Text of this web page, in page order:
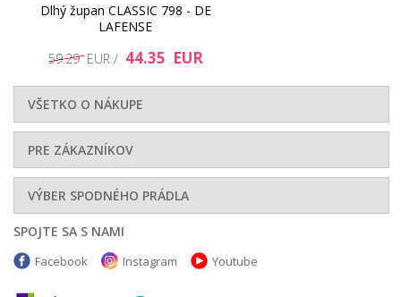
Dlhý župan CLASSIC 798 - DE
LAFENSE
59.29 EUR / 44.35 EUR
VŠETKO O NÁKUPE
PRE ZÁKAZNÍKOV
VÝBER SPODNÉHO PRÁDLA
SPOJTE SA S NAMI
Facebook Instagram Youtube